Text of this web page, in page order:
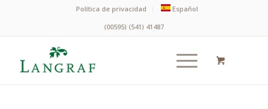
Política de privacidad
Español
(00595) (541) 41487